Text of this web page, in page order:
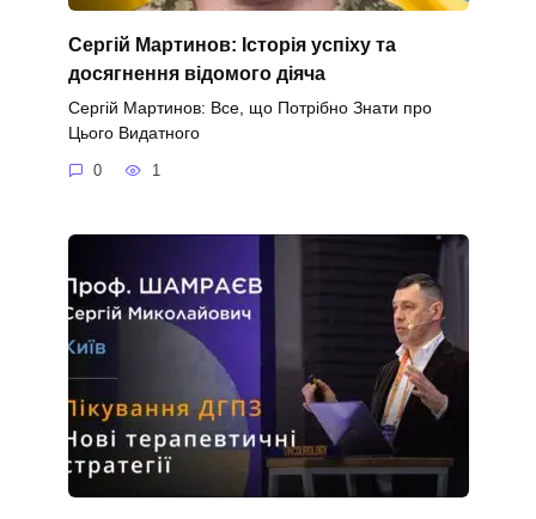
Сергій Мартинов: Історія успіху та
досягнення відомого діяча
Сергій Мартинов: Все, що Потрібно Знати про
Цього Видатного
0 1